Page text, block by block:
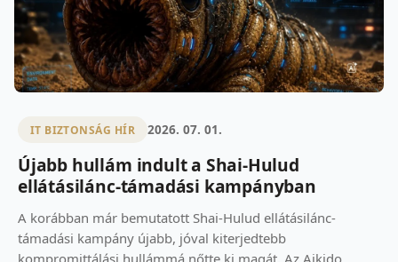
IT BIZTONSÁG HÍR 2026. 07. 01.
Újabb hullám indult a Shai-Hulud
ellátásilánc-támadási kampányban
A korábban már bemutatott Shai-Hulud ellátásilánc-
támadási kampány újabb, jóval kiterjedtebb